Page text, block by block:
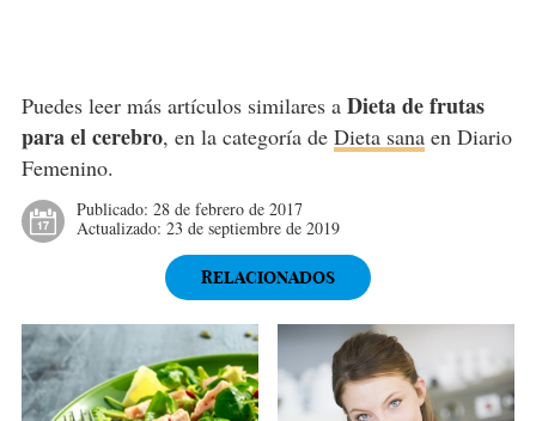
Puedes leer más artículos similares a Dieta de frutas
para el cerebro, en la categoría de Dieta sanaen Diario
Femenino.
Publicado: 28 de febrero de 2017
Actualizado: 23 de septiembre de 2019
RELACIONADOS